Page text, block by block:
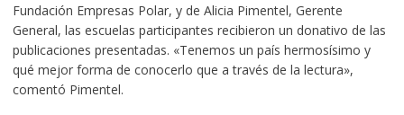
Fundación Empresas Polar, y de Alicia Pimentel, Gerente
General, las escuelas participantes recibieron un donativo de las
publicaciones presentadas. «Tenemos un país hermosísimo y
qué mejor forma de conocerlo que a través de la lectura»,
comentó Pimentel.